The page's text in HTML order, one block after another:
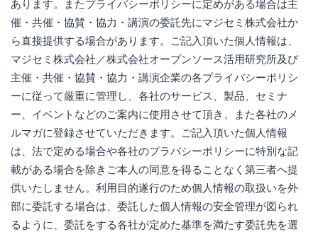
あります。またプライバシーポリシーに定めがある場合は主
催・共催・協賛・協力・講演の委託先にマジセミ株式会社か
ら直接提供する場合があります。ご記入頂いた個人情報は、
マジセミ株式会社／株式会社オープンソース活用研究所及び
主催・共催・協賛・協力・講演企業の各プライバシーポリシ
ーに従って厳重に管理し、各社のサービス、製品、セミナ
ー、イベントなどのご案内に使用させて頂き、また各社のメ
ルマガに登録させていただきます。ご記入頂いた個人情報
は、法で定める場合や各社のプラバシーポリシーに特別な記
載がある場合を除きご本人の同意を得ることなく第三者へ提
供いたしません。利用目的遂行のため個人情報の取扱いを外
部に委託する場合は、委託した個人情報の安全管理が図られ
るように、委託をする各社が定めた基準を満たす委託先を選